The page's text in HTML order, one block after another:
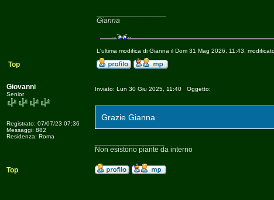
Gianna
L'ultima modifica di Gianna il Dom 31 Mag 2026, 11:43,
Top
Giovanni
Senior
Registrato: 07/07/23 07:36
Messaggi: 882
Residenza: Roma
Inviato: Lun 30 Giu 2025, 11:40 Oggetto:
Grazie Gianna
Non esistono piante da interno
Top